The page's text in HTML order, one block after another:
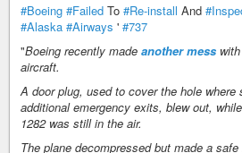
#Boeing #Failed To #Re-install And
#Alaska #Airways ' #737
"Boeing recently made another mess
aircraft.
A door plug, used to cover the hole where
additional emergency exits, blew out,
1282 was still in the air.
The plane decompressed but made a